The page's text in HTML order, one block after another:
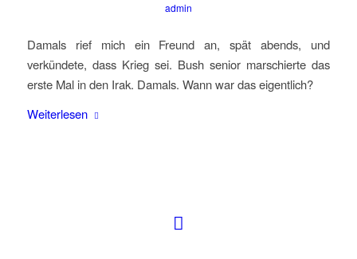
admin
Damals rief mich ein Freund an, spät abends, und
verkündete, dass Krieg sei. Bush senior marschierte das
erste Mal in den Irak. Damals. Wann war das eigentlich?
Weiterlesen